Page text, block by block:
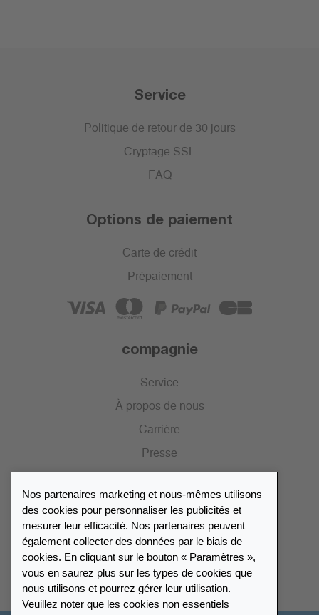
Service
Politique de retour de 30 jours
Cryptage SSL
FAQ
Options de paiement
Carte de crédit
Prépaiement
compagnie
Service
À propos de nous
Carrière
Presse
Portail des revendeurs
Répertoire des revendeurs
Trouver Leuchtturm
Nos partenaires marketing et nous-mêmes utilisons
des cookies pour personnaliser les publicités et
mesurer leur efficacité. Nos partenaires peuvent
également collecter des données par le biais de
cookies. En cliquant sur le bouton « Paramètres »,
vous en saurez plus sur les types de cookies que
nous utilisons et pourrez gérer leur utilisation.
Veuillez noter que les cookies non essentiels